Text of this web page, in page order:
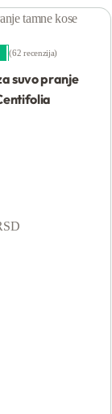
62 recenzija
suvo pranje